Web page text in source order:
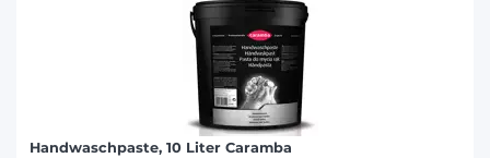
Handwaschpaste, 10 Liter Caramba